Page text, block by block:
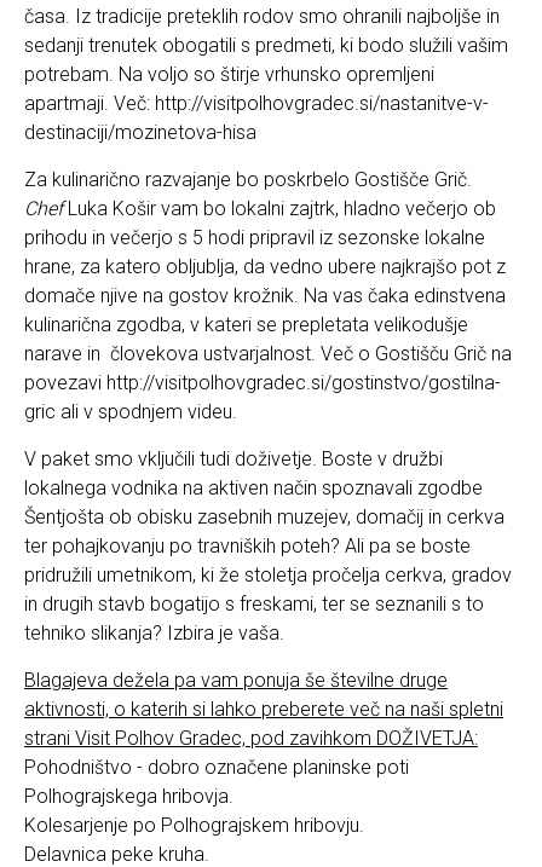
časa. Iz tradicije preteklih rodov smo ohranili najboljše in
sedanji trenutek obogatili s predmeti, ki bodo služili vašim
potrebam. Na voljo so štirje vrhunsko opremljeni
apartmaji. Več: http://visitpolhovgradec.si/nastanitve-v-
destinaciji/mozinetova-hisa
Za kulinarično razvajanje bo poskrbelo Gostišče Grič.
ChefLuka Košir vam bo lokalni zajtrk, hladno večerjo ob
prihodu in večerjo s 5 hodi pripravil iz sezonske lokalne
hrane, za katero obljublja, da vedno ubere najkrajšo pot z
domače njive na gostov krožnik. Na vas čaka edinstvena
kulinarična zgodba, v kateri se prepletata velikodušje
narave in človekova ustvarjalnost. Več o Gostišču Grič na
povezavi http://visitpolhovgradec.si/gostinstvo/gostilna-
gric ali v spodnjem videu.
V paket smo vključili tudi doživetje. Boste v družbi
lokalnega vodnika na aktiven način spoznavali zgodbe
Šentjošta ob obisku zasebnih muzejev, domačij in cerkva
ter pohajkovanju po travniških poteh? Ali pa se boste
pridružili umetnikom, ki že stoletja pročelja cerkva, gradov
in drugih stavb bogatijo s freskami, ter se seznanili s to
tehniko slikanja? Izbira je vaša.
Blagajeva dežela pa vam ponuja še številne druge
aktivnosti, o katerih si lahko preberete več na naši spletni
strani Visit Polhov Gradec, pod zavihkom DOŽIVETJA:
Pohodništvo - dobro označene planinske poti
Polhograjskega hribovja.
Kolesarjenje po Polhograjskem hribovju.
Delavnica peke kruha.